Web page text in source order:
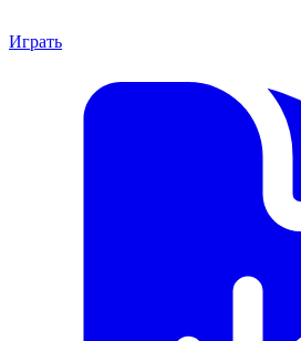
Играть